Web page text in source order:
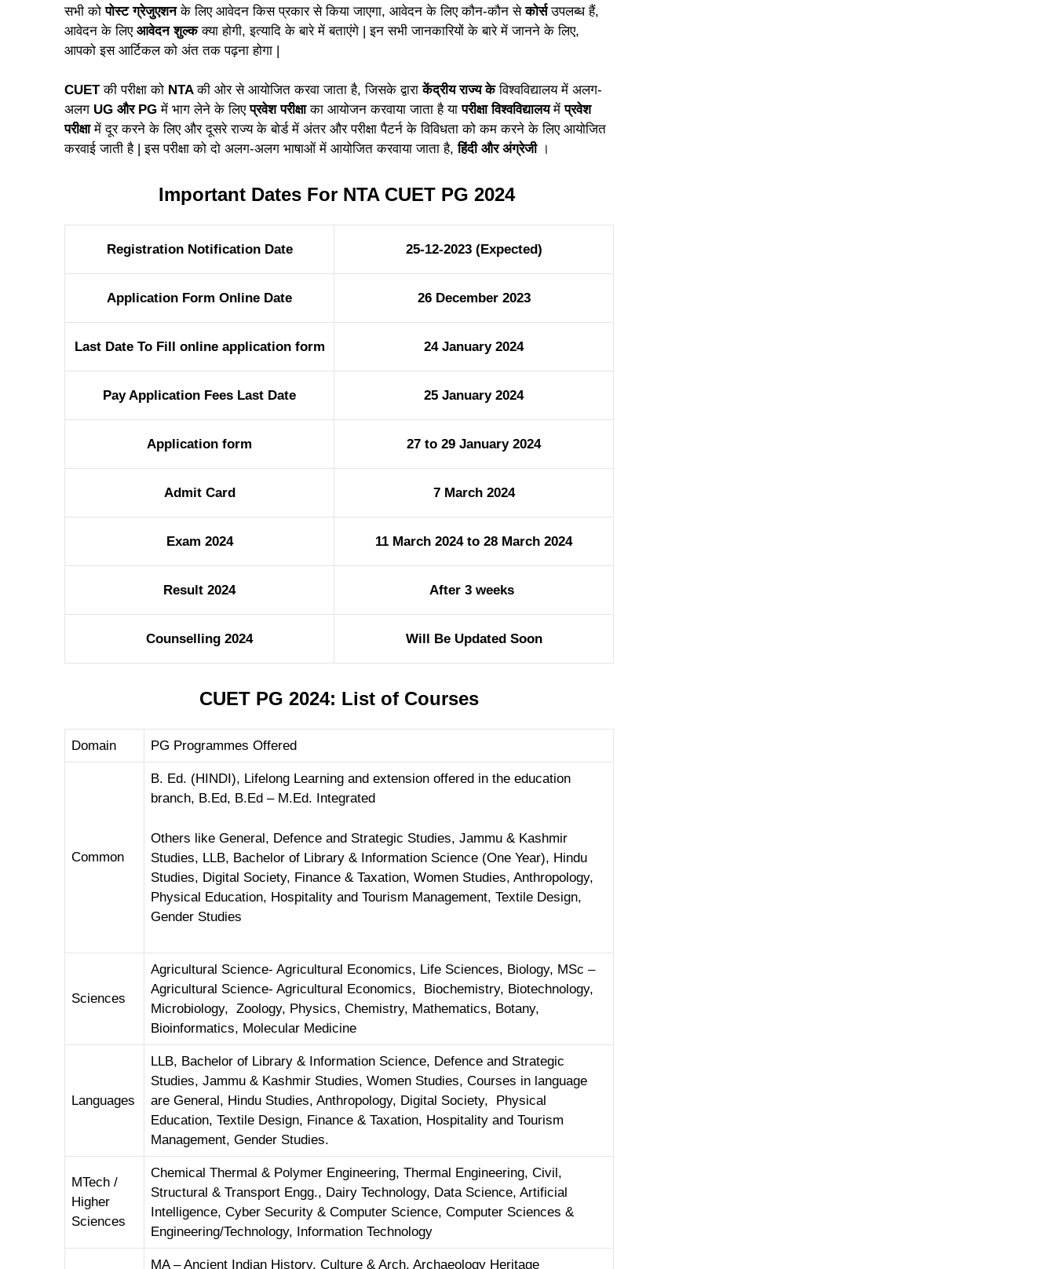
सभी को पोस्ट ग्रेजुएशनके लिए आवेदन किस प्रकार से किया जाएगा, आवेदन के लिए कौन-कौन सेकोर्सउपलब्ध हैं,
आवेदन के लिए आवेदन शुल्कक्या होगी, इत्यादि के बारे में बताएंगे | इन सभी जानकारियों के बारे में जानने के लिए,
आपको इस आर्टिकल को अंत तक पढ़ना होगा |
CUETकी परीक्षा को NTAकी ओर से आयोजित करवा जाता है, जिसके द्वाराकेंद्रीय राज्य केविश्वविद्यालय में अलग-
अलग UG और PGमें भाग लेने के लिएप्रवेश परीक्षाका आयोजन करवाया जाता है यापरीक्षा विश्वविद्यालयमेंप्रवेश
परीक्षामें दूर करने के लिए और दूसरे राज्य के बोर्ड में अंतर और परीक्षा पैटर्न के विविधता को कम करने के लिए आयोजित
करवाई जाती है | इस परीक्षा को दो अलग-अलग भाषाओं में आयोजित करवाया जाता है,हिंदी और अंग्रेजी ।
Important Dates For NTA CUET PG 2024
Registration Notification Date 25-12-2023 (Expected)
Application Form Online Date 26 December 2023
Last Date To Fill online application form 24 January 2024
Pay Application Fees Last Date 25 January 2024
Application form 27 to 29 January 2024
Admit Card 7 March 2024
Exam 2024 11 March 2024 to 28 March 2024
Result 2024 After 3 weeks
Counselling 2024 Will Be Updated Soon
CUET PG 2024: List of Courses
Domain PG Programmes Offered
Common
B. Ed. (HINDI), Lifelong Learning and extension offered in the education
branch, B.Ed, B.Ed – M.Ed. Integrated
Others like General, Defence and Strategic Studies, Jammu & Kashmir
Studies, LLB, Bachelor of Library & Information Science (One Year), Hindu
Studies, Digital Society, Finance & Taxation, Women Studies, Anthropology,
Physical Education, Hospitality and Tourism Management, Textile Design,
Gender Studies
Sciences
Agricultural Science- Agricultural Economics, Life Sciences, Biology, MSc –
Agricultural Science- Agricultural Economics, Biochemistry, Biotechnology,
Microbiology, Zoology, Physics, Chemistry, Mathematics, Botany,
Bioinformatics, Molecular Medicine
Languages
LLB, Bachelor of Library & Information Science, Defence and Strategic
Studies, Jammu & Kashmir Studies, Women Studies, Courses in language
are General, Hindu Studies, Anthropology, Digital Society, Physical
Education, Textile Design, Finance & Taxation, Hospitality and Tourism
Management, Gender Studies.
MTech /
Higher
Sciences
Chemical Thermal & Polymer Engineering, Thermal Engineering, Civil,
Structural & Transport Engg., Dairy Technology, Data Science, Artificial
Intelligence, Cyber Security & Computer Science, Computer Sciences &
Engineering/Technology, Information Technology
MA – Ancient Indian History, Culture & Arch, Archaeology Heritage